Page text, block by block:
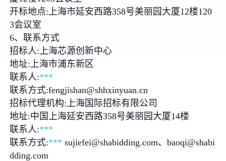
开标地点:上海市延安西路358号美丽园大厦12楼120
3会议室
6、联系方式
招标人:上海芯源创新中心
地址:上海市浦东新区
联系人:***
联系方式:fengjishan@shhxinyuan.cn
招标代理机构:上海国际招标有限公司
地址:中国上海延安西路358号美丽园大厦14楼
联系人:***
联系方式:*** sujiefei@shabidding.com、baoqi@shabi
dding.com